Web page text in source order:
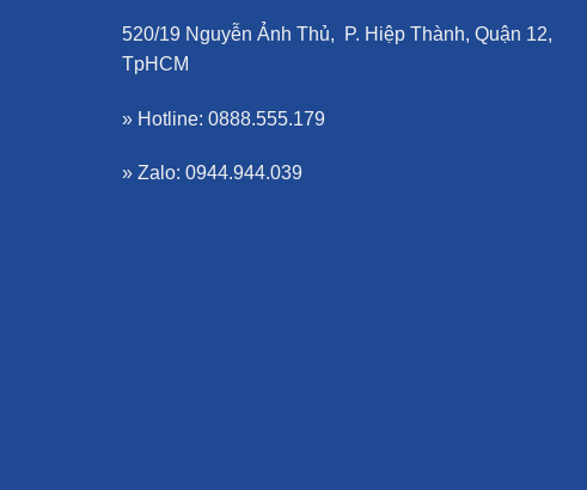
520/19 Nguyễn Ảnh Thủ, P. Hiệp Thành, Quận 12,
TpHCM
» Hotline: 0888.555.179
» Zalo: 0944.944.039